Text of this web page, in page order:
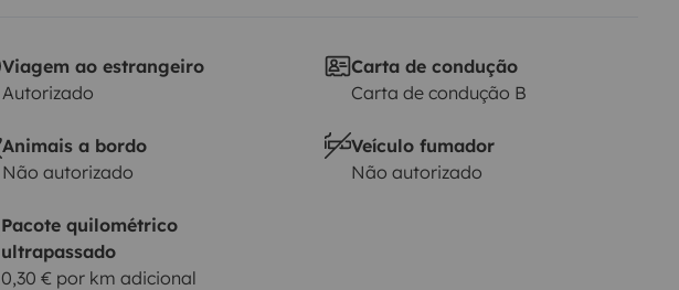
Viagem ao estrangeiro
Autorizado
Carta de condução
Carta de condução B
Animais a bordo
Não autorizado
Veículo fumador
Não autorizado
Pacote quilométrico
ultrapassado
0,30 € por km adicional